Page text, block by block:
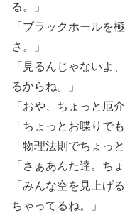
る。」
「ブラックホールを
さ。」
「見るんじゃないよ
るからね。」
「おや、ちょっと厄
「ちょっとお喋りで
「物理法則でちょっ
「さぁあんた達。ち
「みんな空を見上げ
ちゃってるね。」